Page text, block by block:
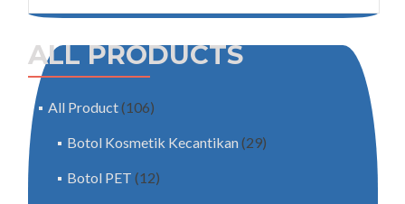
ALL PRODUCTS
All Product(106)
Botol Kosmetik Kecantikan(29)
Botol PET (12)